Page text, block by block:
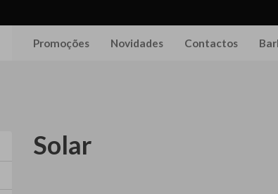
Promoções Novidades Contactos
Solar